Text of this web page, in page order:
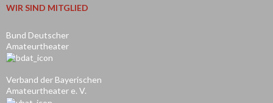
WIR SIND MITGLIED
Bund Deutscher
Amateurtheater
Verband der Bayerischen
Amateurtheater e. V.